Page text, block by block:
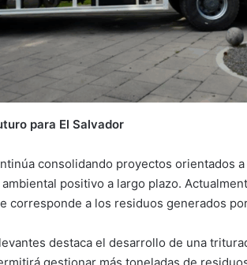
para El Salvador
consolidando proyectos orientados
positivo a largo plazo.
corresponde a los residuos generados
destaca el desarrollo de una